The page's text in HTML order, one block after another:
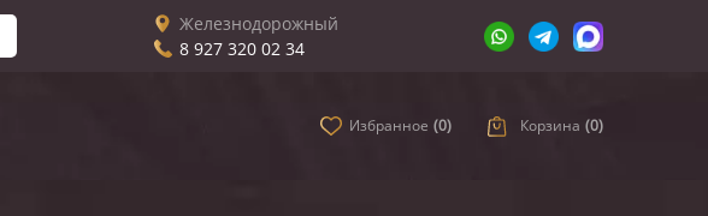
Железнодорожный
8 927 320 02 34
Избранное (0) Корзина (0)